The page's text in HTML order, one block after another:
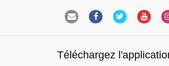
Téléchargez